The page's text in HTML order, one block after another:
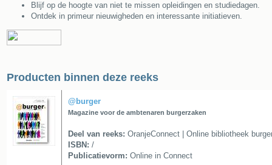
Blijf op de hoogte van niet te missen opleidingen en studiedagen.
Ontdek in primeur nieuwigheden en interessante initiatieven.
Producten binnen deze reeks
@burger
Magazine voor de ambtenaren burgerzaken
Deel van reeks: OranjeConnect | Online bibliotheek
ISBN: /
Publicatievorm: Online in Connect